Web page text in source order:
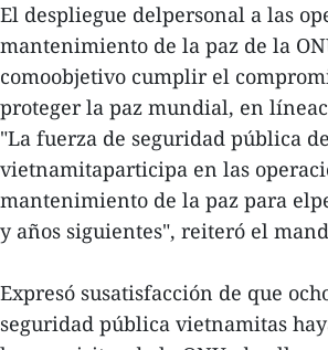
El despliegue delpersonal a las
mantenimiento de la paz de la
comoobjetivo cumplir el
proteger la paz mundial, en
"La fuerza de seguridad pública
vietnamitaparticipa en las
mantenimiento de la paz para
y años siguientes", reiteró el
Expresó susatisfacción de que
seguridad pública vietnamitas